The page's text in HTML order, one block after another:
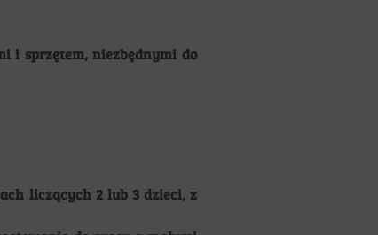
i sprzętem, niezbędnymi do
liczących 2 lub 3 dzieci, z